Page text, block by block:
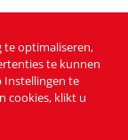
te optimaliseren,
te kunnen
Instellingen te
cookies, klikt u